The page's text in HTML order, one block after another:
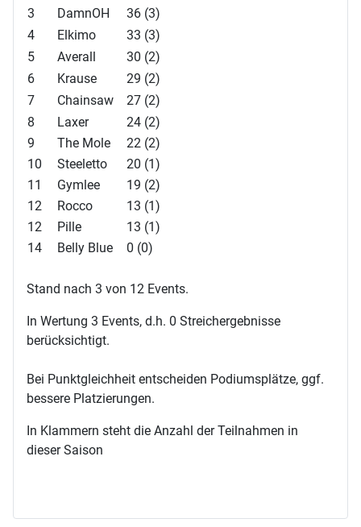
3
DamnOH
36 (3)
4
Elkimo
33 (3)
5
Averall
30 (2)
6
Krause
29 (2)
7
Chainsaw
27 (2)
8
Laxer
24 (2)
9
The Mole
22 (2)
10
Steeletto
20 (1)
11
Gymlee
19 (2)
12
Rocco
13 (1)
12
Pille
13 (1)
14
Belly Blue 0 (0)
Stand nach 3 von 12 Events.
In Wertung 3 Events, d.h. 0 Streichergebnisse
berücksichtigt.
Bei Punktgleichheit entscheiden Podiumsplätze, ggf.
bessere Platzierungen.
In Klammern steht die Anzahl der Teilnahmen in
dieser Saison